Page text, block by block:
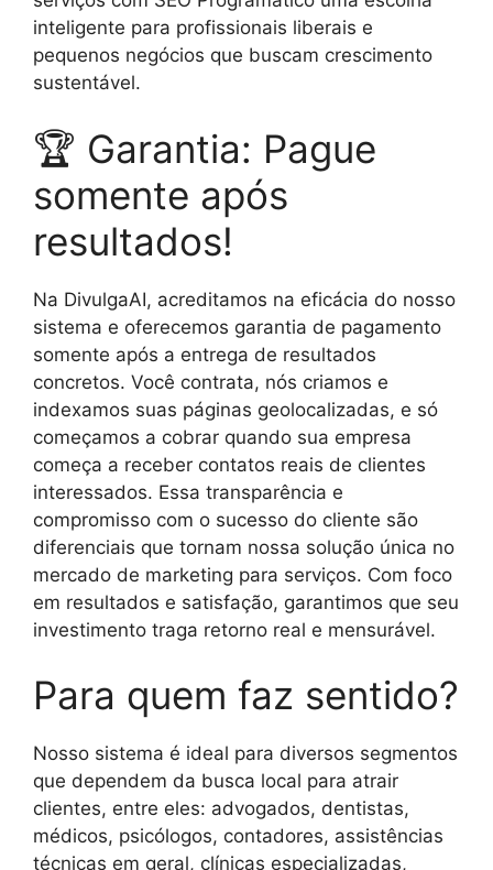
inteligente para profissionais liberais e
pequenos negócios que buscam crescimento
sustentável.
🏆 Garantia: Pague
somente após
resultados!
Na DivulgaAI, acreditamos na eficácia do nosso
sistema e oferecemos garantia de pagamento
somente após a entrega de resultados
concretos. Você contrata, nós criamos e
indexamos suas páginas geolocalizadas, e só
começamos a cobrar quando sua empresa
começa a receber contatos reais de clientes
interessados. Essa transparência e
compromisso com o sucesso do cliente são
diferenciais que tornam nossa solução única no
mercado de marketing para serviços. Com foco
em resultados e satisfação, garantimos que seu
investimento traga retorno real e mensurável.
Para quem faz sentido?
Nosso sistema é ideal para diversos segmentos
que dependem da busca local para atrair
clientes, entre eles: advogados, dentistas,
médicos, psicólogos, contadores, assistências
técnicas em geral, clínicas especializadas,